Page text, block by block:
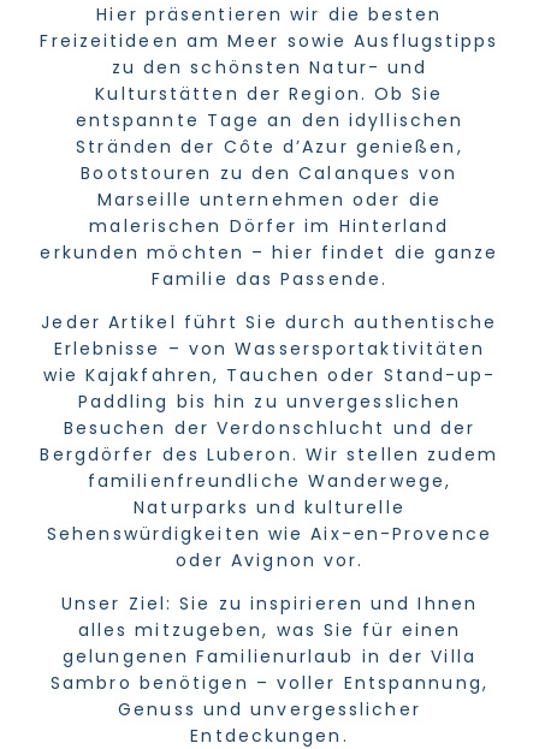
Hier präsentieren wir die besten
Freizeitideen am Meer sowie Ausflugstipps
zu den schönsten Natur- und
Kulturstätten der Region. Ob Sie
entspannte Tage an den idyllischen
Stränden der Côte d’Azur genießen,
Bootstouren zu den Calanques von
Marseille unternehmen oder die
malerischen Dörfer im Hinterland
erkunden möchten – hier findet die ganze
Familie das Passende.
Jeder Artikel führt Sie durch authentische
Erlebnisse – von Wassersportaktivitäten
wie Kajakfahren, Tauchen oder Stand-up-
Paddling bis hin zu unvergesslichen
Besuchen der Verdonschlucht und der
Bergdörfer des Luberon. Wir stellen zudem
familienfreundliche Wanderwege,
Naturparks und kulturelle
Sehenswürdigkeiten wie Aix-en-Provence
oder Avignon vor.
Unser Ziel: Sie zu inspirieren und Ihnen
alles mitzugeben, was Sie für einen
gelungenen Familienurlaub in der Villa
Sambro benötigen – voller Entspannung,
Genuss und unvergesslicher
Entdeckungen.